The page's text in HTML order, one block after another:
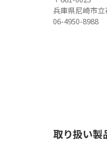
兵庫県尼崎市
06-4950-8988
取り扱い製